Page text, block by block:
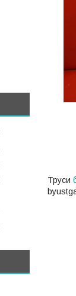
Труси